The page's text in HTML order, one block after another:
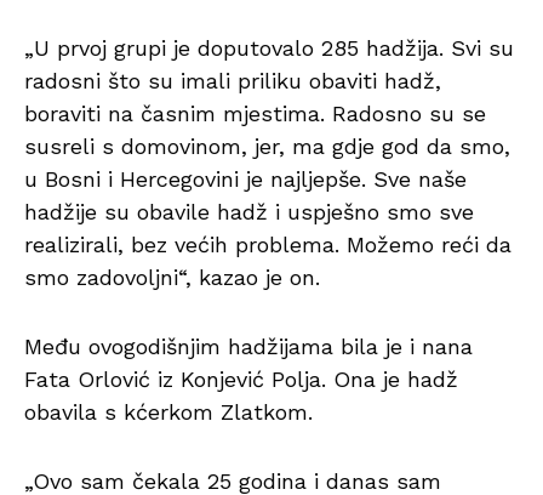
„U prvoj grupi je doputovalo 285 hadžija. Svi su
radosni što su imali priliku obaviti hadž,
boraviti na časnim mjestima. Radosno su se
susreli s domovinom, jer, ma gdje god da smo,
u Bosni i Hercegovini je najljepše. Sve naše
hadžije su obavile hadž i uspješno smo sve
realizirali, bez većih problema. Možemo reći da
smo zadovoljni“, kazao je on.
Među ovogodišnjim hadžijama bila je i nana
Fata Orlović iz Konjević Polja. Ona je hadž
obavila s kćerkom Zlatkom.
„Ovo sam čekala 25 godina i danas sam